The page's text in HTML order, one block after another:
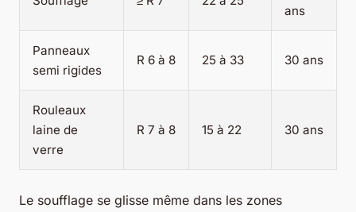
ans
Panneaux
semi rigides
R 6 à 8 25 à 33 30 ans
Rouleaux
laine de
verre
R 7 à 8 15 à 22 30 ans
Le soufflage se glisse même dans les zones